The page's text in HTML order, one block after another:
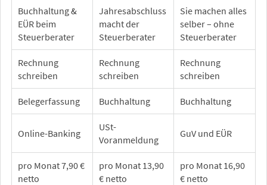
Buchhaltung &
EÜR beim
Steuerberater
Jahresabschluss
macht der
Steuerberater
Sie machen alles
selber – ohne
Steuerberater
Rechnung
schreiben
Rechnung
schreiben
Rechnung
schreiben
Belegerfassung Buchhaltung Buchhaltung
Online-Banking
USt-
Voranmeldung
GuV und EÜR
pro Monat 7,90 €
netto
pro Monat 13,90
€ netto
pro Monat 16,90
€ netto